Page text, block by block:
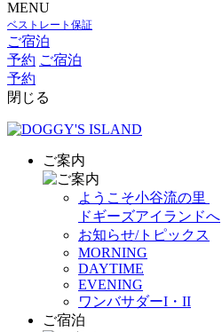
MENU
ベストレート保証
ご宿泊
予約 ご宿泊
予約
閉じる
ご案内
ようこそ小谷流の里
ドギーズアイランドへ
お知らせ/トピックス
MORNING
DAYTIME
EVENING
ワンバサダーI・II
ご宿泊